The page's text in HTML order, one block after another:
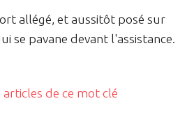
allégé, et aussitôt posé sur
se pavane devant l'assistance.
articles de ce mot clé